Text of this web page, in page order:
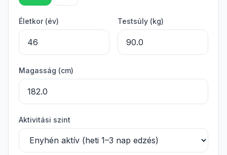
Életkor (év) Testsúly (kg)
Magasság (cm)
Aktivitási szint